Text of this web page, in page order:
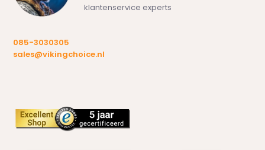
klantenservice experts
085-3030305
sales@vikingchoice.nl